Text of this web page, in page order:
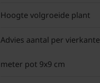
Hoogte volgroeide plant
Advies aantal per vierkante
meter pot 9x9 cm